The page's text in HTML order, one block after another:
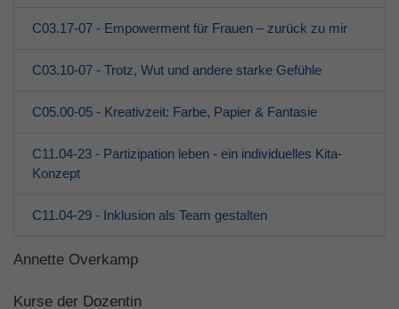
C03.17-07 - Empowerment für Frauen – zurück zu mir
C03.10-07 - Trotz, Wut und andere starke Gefühle
C05.00-05 - Kreativzeit: Farbe, Papier & Fantasie
C11.04-23 - Partizipation leben - ein individuelles Kita-
Konzept
C11.04-29 - Inklusion als Team gestalten
Annette Overkamp
Kurse der Dozentin